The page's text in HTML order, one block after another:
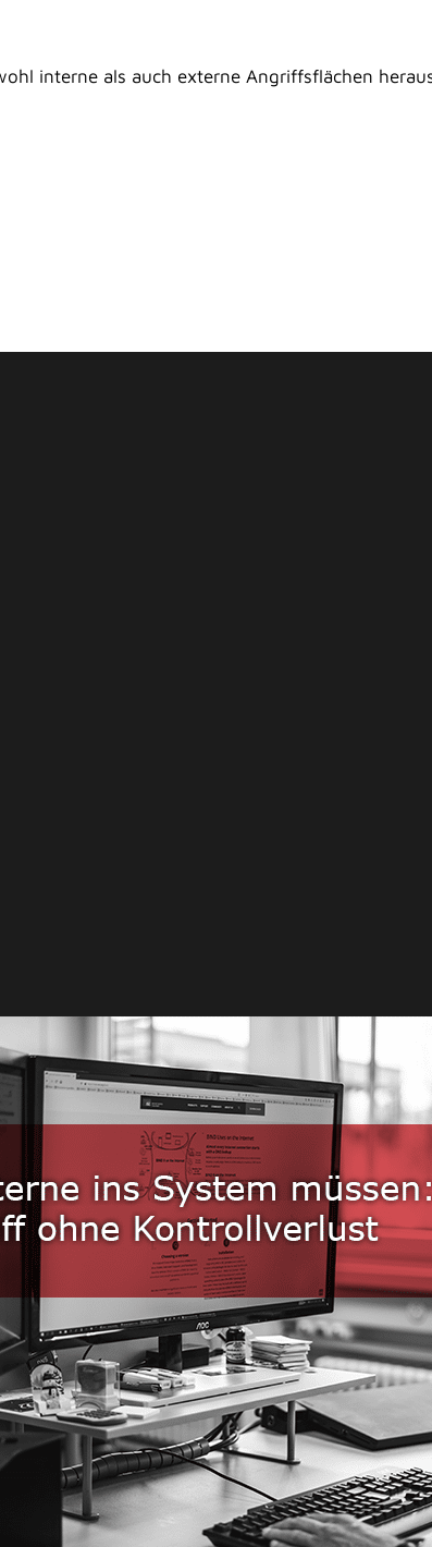
interne als auch externe Angriffsflächen